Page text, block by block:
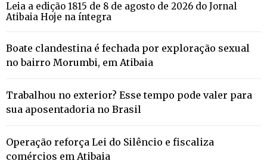
Leia a edição 1815 de 8 de agosto de 2026 do Jornal
Atibaia Hoje na íntegra
Boate clandestina é fechada por exploração sexual
no bairro Morumbi, em Atibaia
Trabalhou no exterior? Esse tempo pode valer para
sua aposentadoria no Brasil
Operação reforça Lei do Silêncio e fiscaliza
comércios em Atibaia